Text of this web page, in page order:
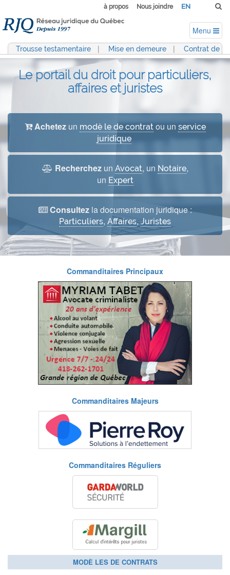
à propos Nous joindre EN
Menu
Trousse testamentaire | Mise en demeure | Contrat de
Le portail du droit pour particuliers,
affaires et juristes
Achetezun modè le de contratou un service
juridique
Recherchezun Avocat, un Notaire,
un Expert
Consultezla documentation juridique :
Particuliers, Affaires,Juristes
Commanditaires Principaux
Commanditaires Majeurs
Commanditaires Réguliers
MODÈ LES DE CONTRATS